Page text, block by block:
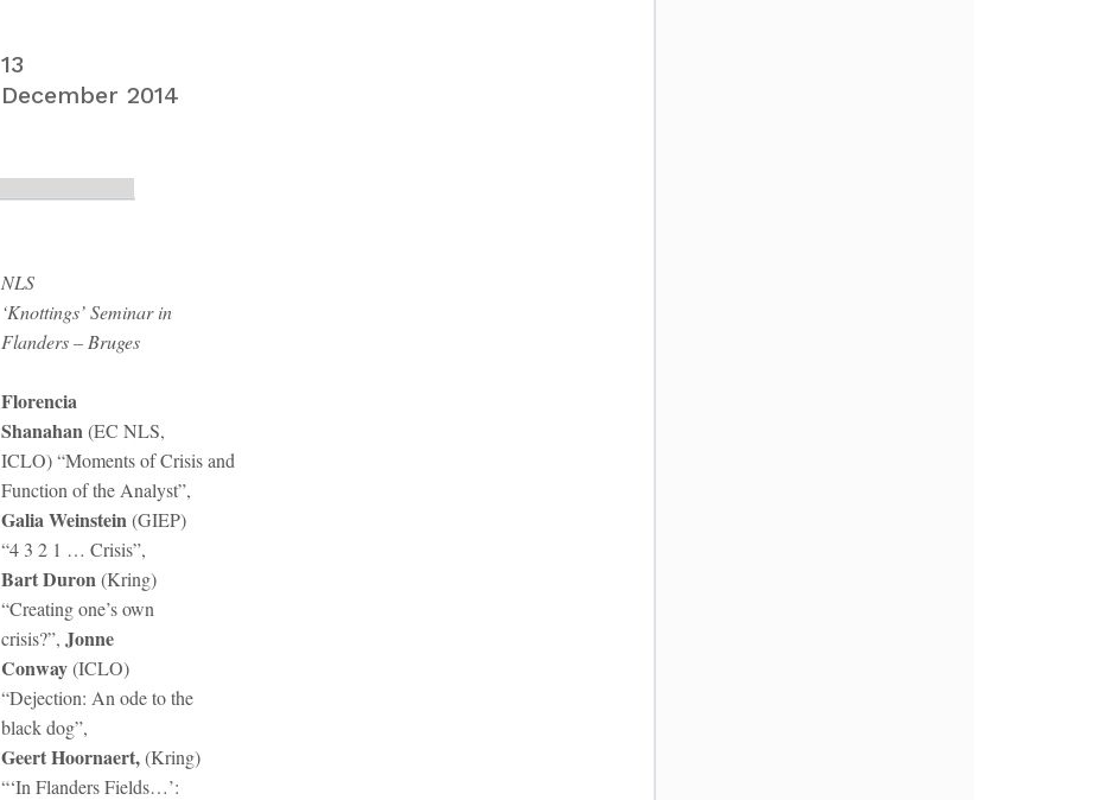
13
December 2014
NLS
‘Knottings’ Seminar in
Flanders – Bruges
Florencia
Shanahan(EC NLS,
ICLO) “Moments of Crisis and
Function of the Analyst”,
Galia Weinstein(GIEP)
“4 3 2 1 … Crisis”,
Bart Duron(Kring)
“Creating one’s own
crisis?”, Jonne
Conway(ICLO)
“Dejection: An ode to the
black dog”,
Geert Hoornaert,(Kring)
“‘In Flanders Fields…’: